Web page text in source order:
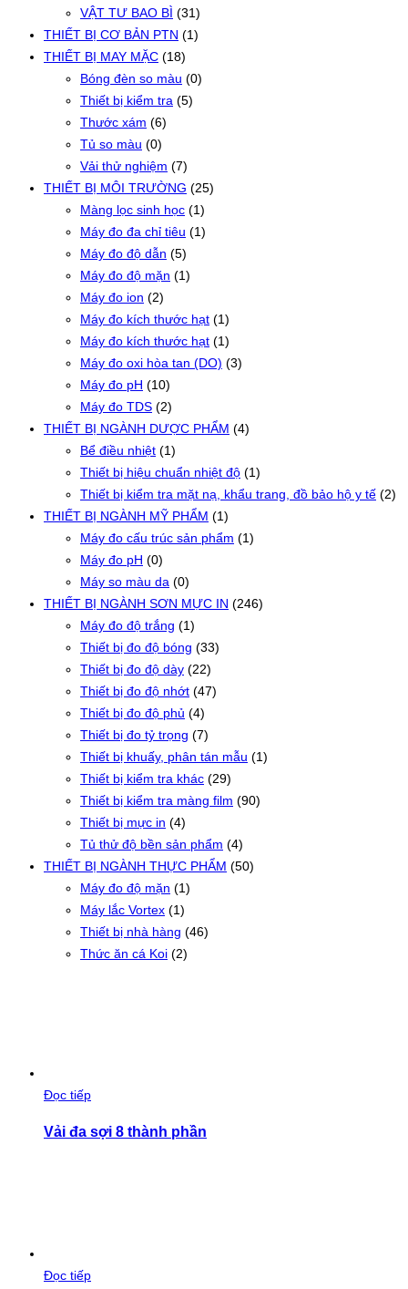
VẬT TƯ BAO BÌ (31)
THIẾT BỊ CƠ BẢN PTN (1)
THIẾT BỊ MAY MẶC (18)
Bóng đèn so màu (0)
Thiết bị kiểm tra (5)
Thước xám (6)
Tủ so màu (0)
Vải thử nghiệm (7)
THIẾT BỊ MÔI TRƯỜNG (25)
Màng lọc sinh học (1)
Máy đo đa chỉ tiêu (1)
Máy đo độ dẫn (5)
Máy đo độ mặn (1)
Máy đo ion (2)
Máy đo kích thước hạt (1)
Máy đo kích thước hạt (1)
Máy đo oxi hòa tan (DO) (3)
Máy đo pH (10)
Máy đo TDS (2)
THIẾT BỊ NGÀNH DƯỢC PHẨM (4)
Bể điều nhiệt (1)
Thiết bị hiệu chuẩn nhiệt độ (1)
Thiết bị kiểm tra mặt nạ, khẩu trang, đồ bảo hộ y tế (2)
THIẾT BỊ NGÀNH MỸ PHẨM (1)
Máy đo cấu trúc sản phẩm (1)
Máy đo pH (0)
Máy so màu da (0)
THIẾT BỊ NGÀNH SƠN MỰC IN (246)
Máy đo độ trắng (1)
Thiết bị đo độ bóng (33)
Thiết bị đo độ dày (22)
Thiết bị đo độ nhớt (47)
Thiết bị đo độ phủ (4)
Thiết bị đo tỷ trọng (7)
Thiết bị khuấy, phân tán mẫu (1)
Thiết bị kiểm tra khác (29)
Thiết bị kiểm tra màng film (90)
Thiết bị mực in (4)
Tủ thử độ bền sản phẩm (4)
THIẾT BỊ NGÀNH THỰC PHẨM (50)
Máy đo độ mặn (1)
Máy lắc Vortex (1)
Thiết bị nhà hàng (46)
Thức ăn cá Koi (2)
Đọc tiếp
Vải đa sợi 8 thành phần
Đọc tiếp